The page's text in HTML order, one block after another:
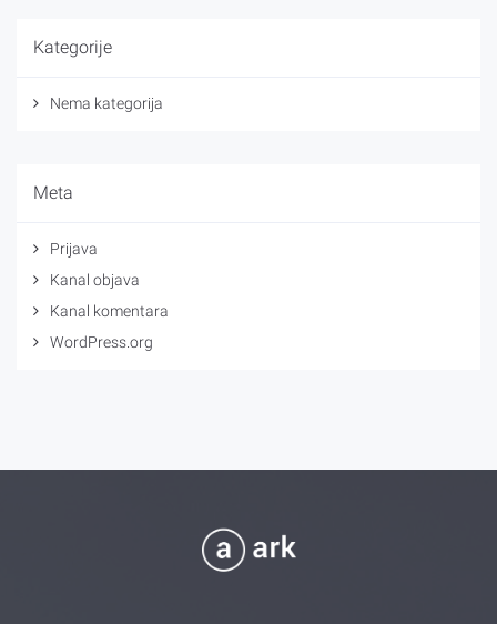
Kategorije
Nema kategorija
Meta
Prijava
Kanal objava
Kanal komentara
WordPress.org